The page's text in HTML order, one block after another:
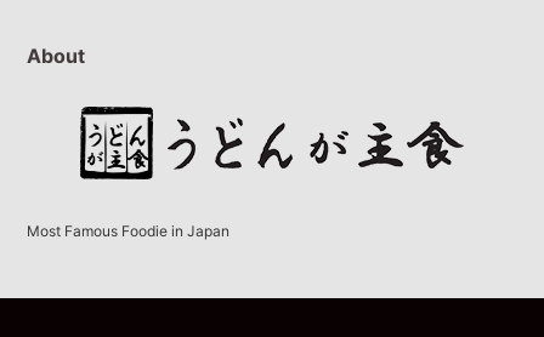
About
Most Famous Foodie in Japan